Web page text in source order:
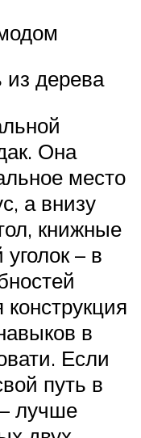
из дерева
Она
место
а внизу
книжные
– в
в
Если
путь в
лучше